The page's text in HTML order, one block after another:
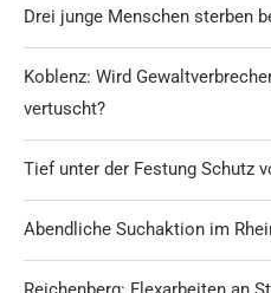
Drei junge Menschen sterben
Koblenz: Wird
vertuscht?
Tief unter der Festung Schutz
Abendliche Suchaktion im